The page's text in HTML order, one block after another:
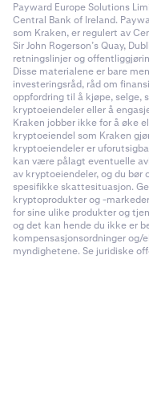
Payward Europe Solutions
Central Bank of Ireland.
som Kraken, er regulert av
Sir John Rogerson’s Quay,
retningslinjer og
Disse materialene er bare
investeringsråd, råd om
oppfordring til å kjøpe, selge,
kryptoeiendeler eller å
Kraken jobber ikke for å øke
kryptoeiendel som Kraken
kryptoeiendeler er
kan være pålagt eventuelle
av kryptoeiendeler, og du bør
spesifikke skattesituasjon.
kryptoprodukter og -
for sine ulike produkter og
og det kan hende du ikke er
kompensasjonsordninger og/
myndighetene. Se juridiske